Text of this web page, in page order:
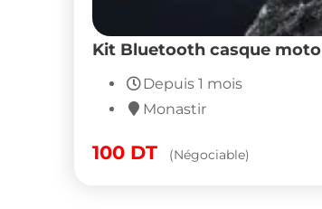
Kit Bluetooth casque moto
Depuis 1 mois
Monastir
100 DT (Négociable)